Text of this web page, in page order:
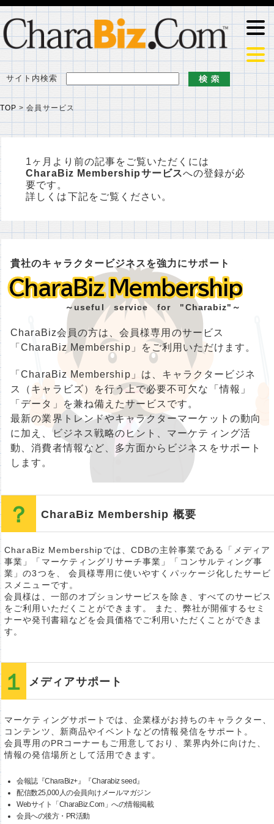
サイト内検索
TOP >会員サービス
1ヶ月より前の記事をご覧いただくには
CharaBiz Membershipサービスへの登録が必
要です。
詳しくは下記をご覧ください。
貴社のキャラクタービジネスを強力にサポート
CharaBiz Membership
CharaBiz Membership
～useful service for "Charabiz"～
CharaBiz会員の方は、会員様専用のサービス
「CharaBiz Membership」をご利用いただけます。
「CharaBiz Membership」は、キャラクタービジネ
ス（キャラビズ）を行う上で必要不可欠な「情報」
「データ」を兼ね備えたサービスです。
最新の業界トレンドやキャラクターマーケットの動向
に加え、ビジネス戦略のヒント、マーケティング活
動、消費者情報など、多方面からビジネスをサポート
します。
CharaBiz Membership 概要
CharaBiz Membershipでは、CDBの主幹事業である「メディア
事業」「マーケティングリサーチ事業」「コンサルティング事
業」の3つを、 会員様専用に使いやすくパッケージ化したサービ
スメニューです。
会員様は、一部のオプションサービスを除き、すべてのサービス
をご利用いただくことができます。 また、弊社が開催するセミ
ナーや発刊書籍などを会員価格でご利用いただくことができま
す。
メディアサポート
マーケティングサポートでは、企業様がお持ちのキャラクター、
コンテンツ、新商品やイベントなどの情報発信をサポート。
会員専用のPRコーナーもご用意しており、業界内外に向けた、
情報の発信場所として活用できます。
会報誌『CharaBiz+』『Charabiz seed』
配信数25,000人の会員向けメールマガジン
Webサイト「CharaBiz.Com」への情報掲載
会員への後方・PR活動